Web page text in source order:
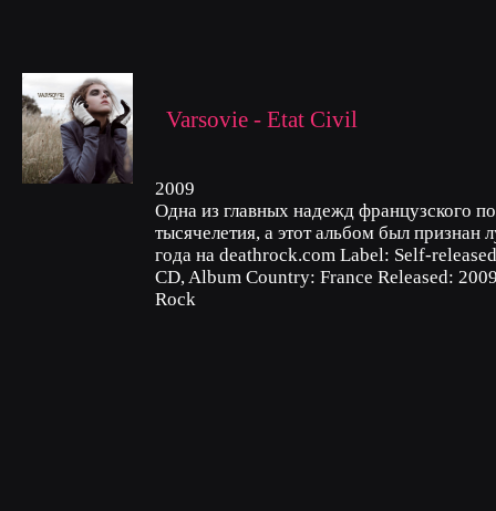
Varsovie - Etat Civil
2009
Одна из главных надежд французского
тысячелетия, а этот альбом был признан
года на deathrock.com Label: Self-
CD, Album Country: France Released:
Rock